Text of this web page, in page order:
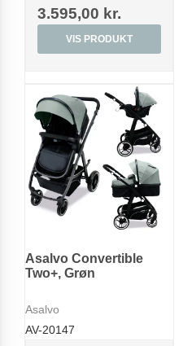
3.595,00 kr.
VIS PRODUKT
Asalvo Convertible
Two+, Grøn
Asalvo
AV-20147